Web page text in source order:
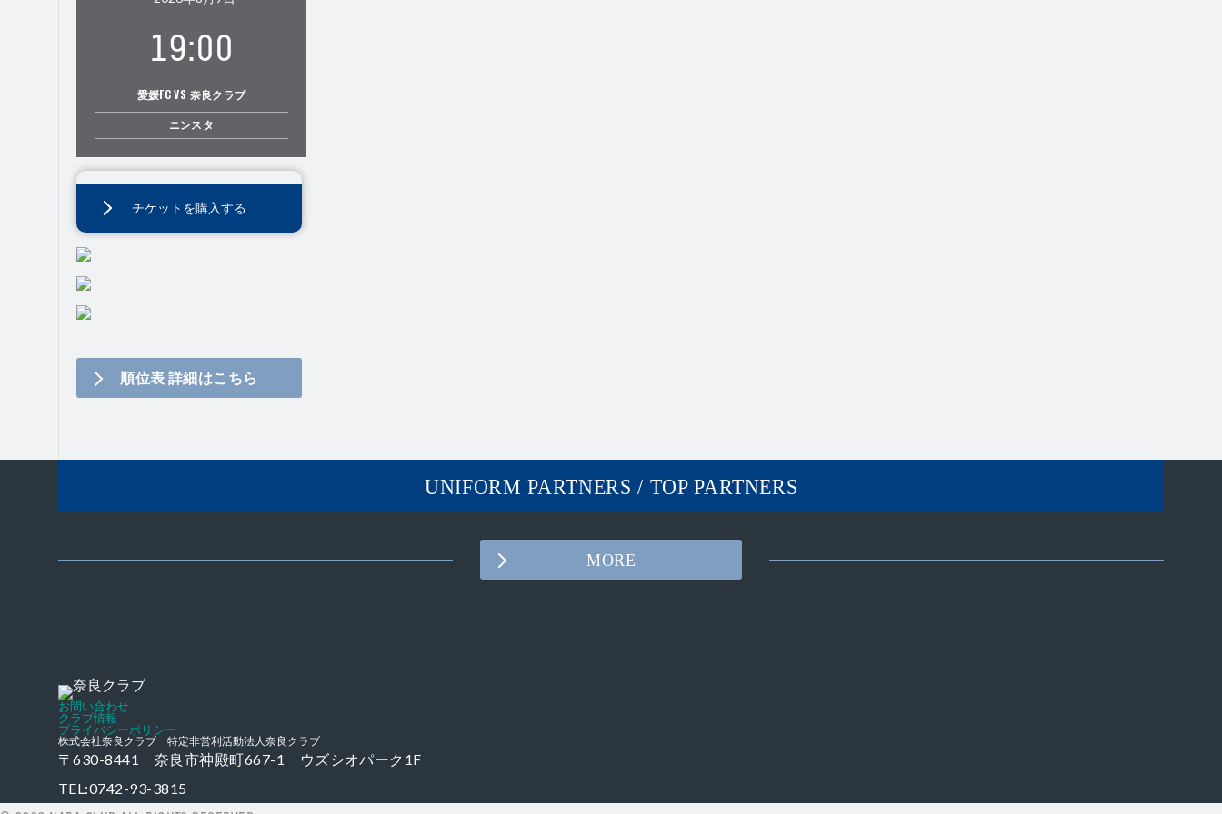
19:00
ニンスタ
愛媛FC VS 奈良クラブ
チケットを購入する
順位表 詳細はこちら
UNIFORM PARTNERS / TOP PARTNERS
MORE
お問い合わせ
クラブ情報
プライバシーポリシー
株式会社奈良クラブ 特定非営利活動法人奈良クラブ
〒630-8441 奈良市神殿町667-1
ウズシオパーク1F
TEL:0742-93-3815